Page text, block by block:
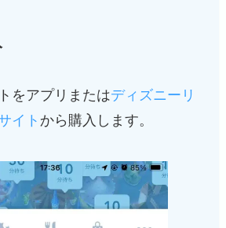
をアプリまたはディズニーリ
イト から購入します。